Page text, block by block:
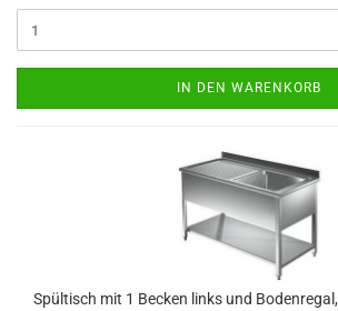
IN DEN WARENKORB
Spültisch mit 1 Becken links und Bodenregal,